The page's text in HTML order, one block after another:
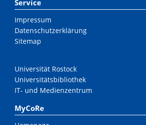
Service
Impressum
Datenschutzerklärung
Sitemap
Universität Rostock
Universitätsbibliothek
IT- und Medienzentrum
MyCoRe